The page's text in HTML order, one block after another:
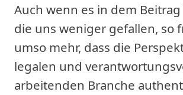
Auch wenn es in dem
die uns weniger gefallen, so
umso mehr, dass die
legalen und
arbeitenden Branche